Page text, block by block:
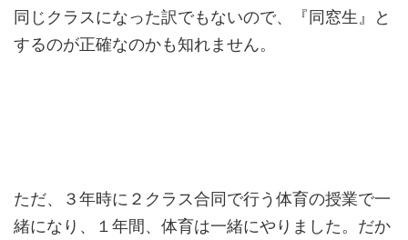
同じクラスになった訳でもないので、『同窓生』と
するのが正確なのかも知れません。
ただ、３年時に２クラス合同で行う体育の授業で一
緒になり、１年間、体育は一緒にやりました。だか